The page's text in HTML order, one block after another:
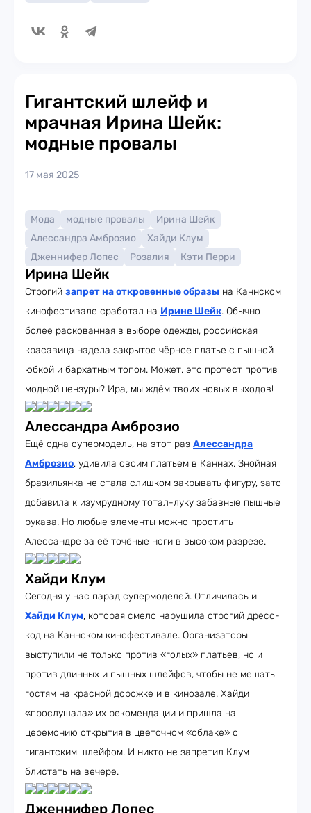
Гигантский шлейф и
мрачная Ирина Шейк:
модные провалы
17 мая 2025
Мода модные провалы
Ирина Шейк
Алессандра Амброзио
Хайди Клум
Дженнифер Лопес
Розалия Кэти Перри
Ирина Шейк
Строгий запрет на откровенные образы на Каннском
кинофестивале сработал на Ирине Шейк. Обычно
более раскованная в выборе одежды, российская
красавица надела закрытое чёрное платье с пышной
юбкой и бархатным топом. Может, это протест против
модной цензуры? Ира, мы ждём твоих новых выходов!
Алессандра Амброзио
Ещё одна супермодель, на этот раз Алессандра
Амброзио, удивила своим платьем в Каннах. Знойная
бразильянка не стала слишком закрывать фигуру, зато
добавила к изумрудному тотал-луку забавные пышные
рукава. Но любые элементы можно простить
Алессандре за её точёные ноги в высоком разрезе.
Хайди Клум
Сегодня у нас парад супермоделей. Отличилась и
Хайди Клум, которая смело нарушила строгий дресс-
код на Каннском кинофестивале. Организаторы
выступили не только против «голых» платьев, но и
против длинных и пышных шлейфов, чтобы не мешать
гостям на красной дорожке и в кинозале. Хайди
«прослушала» их рекомендации и пришла на
церемонию открытия в цветочном «облаке» с
гигантским шлейфом. И никто не запретил Клум
блистать на вечере.
Дженнифер Лопес